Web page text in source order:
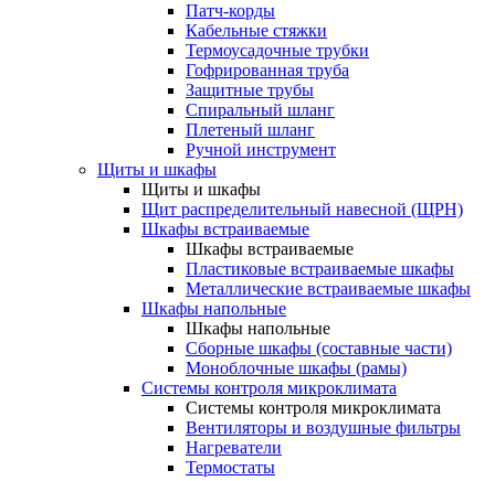
Патч-корды
Кабельные стяжки
Термоусадочные трубки
Гофрированная труба
Защитные трубы
Спиральный шланг
Плетеный шланг
Ручной инструмент
Щиты и шкафы
Щиты и шкафы
Щит распределительный навесной (ЩРН)
Шкафы встраиваемые
Шкафы встраиваемые
Пластиковые встраиваемые шкафы
Металлические встраиваемые шкафы
Шкафы напольные
Шкафы напольные
Сборные шкафы (составные части)
Моноблочные шкафы (рамы)
Системы контроля микроклимата
Системы контроля микроклимата
Вентиляторы и воздушные фильтры
Нагреватели
Термостаты